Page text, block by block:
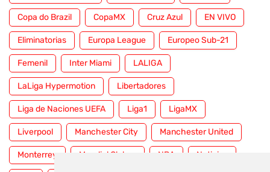
Copa do Brazil CopaMX Cruz Azul EN VIVO
Eliminatorias Europa League Europeo Sub-21
Femenil Inter Miami LALIGA
LaLiga Hypermotion Libertadores
Liga de Naciones UEFA Liga1 LigaMX
Liverpool Manchester City Manchester United
Monterrey Mundial Clubes NBA Noticias